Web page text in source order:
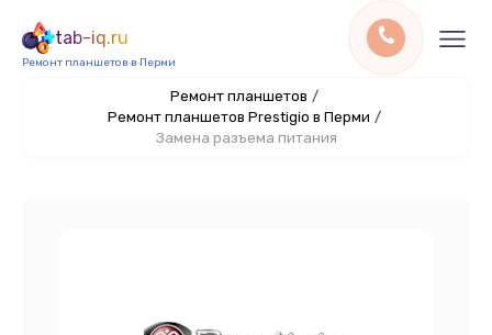
tab-iq.ru
Ремонт планшетов в Перми
Ремонт планшетов /
Ремонт планшетов Prestigio в Перми /
Замена разъема питания